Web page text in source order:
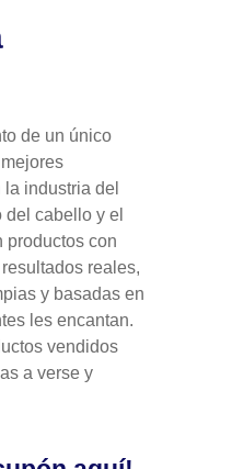
de un único
industria del
cabello y el
productos con
reales,
y basadas en
les encantan.
vendidos
a verse y